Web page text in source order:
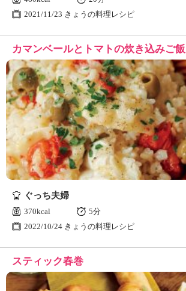
2021/11/23 きょうの料理レシピ
カマンベールとトマトの炊き込みご飯
ぐっち夫婦
370kcal
5分
2022/10/24 きょうの料理レシピ
スティック春巻